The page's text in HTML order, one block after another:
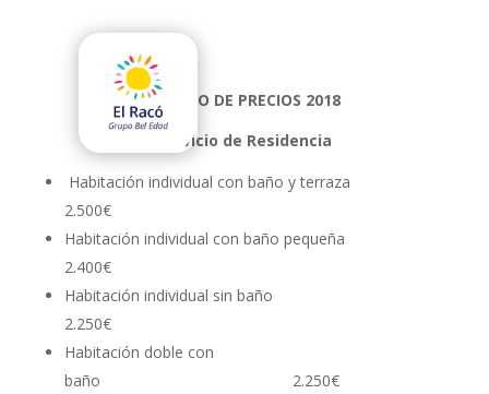
LISTADO DE PRECIOS 2018
Servicio de Residencia
Habitación individual con baño y terraza
2.500€
Habitación individual con baño pequeña
2.400€
Habitación individual sin baño
2.250€
Habitación doble con
baño 2.250€